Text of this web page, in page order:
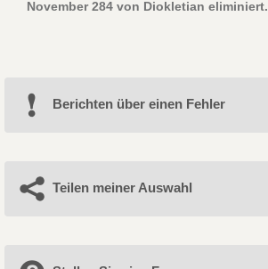
November 284 von Diokletian eliminiert.
Berichten über einen Fehler
Teilen meiner Auswahl